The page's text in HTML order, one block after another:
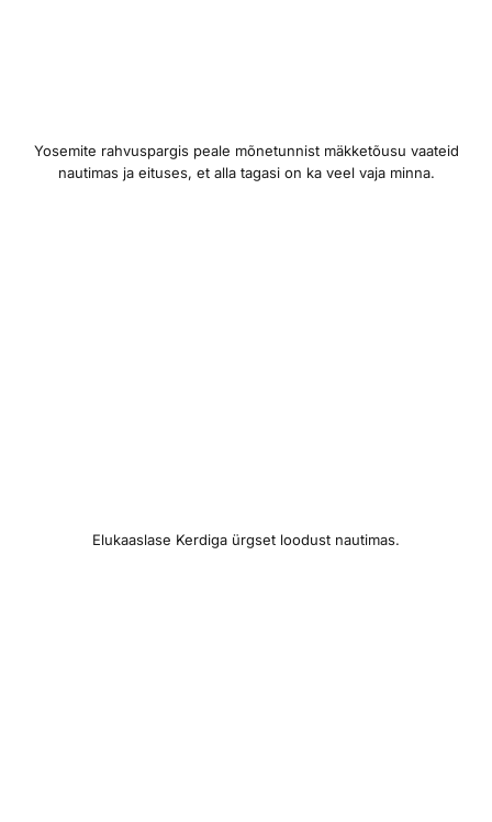
Yosemite rahvuspargis peale mõnetunnist mäkketõusu vaateid
nautimas ja eituses, et alla tagasi on ka veel vaja minna.
Elukaaslase Kerdiga ürgset loodust nautimas.